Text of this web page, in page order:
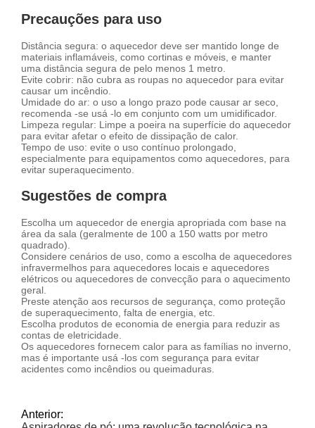
Precauções para uso
Distância segura: o aquecedor deve ser mantido longe de
materiais inflamáveis, como cortinas e móveis, e manter
uma distância segura de pelo menos 1 metro.
Evite cobrir: não cubra as roupas no aquecedor para evitar
causar um incêndio.
Umidade do ar: o uso a longo prazo pode causar ar seco,
recomenda -se usá -lo em conjunto com um umidificador.
Limpeza regular: Limpe a poeira na superfície do aquecedor
para evitar afetar o efeito de dissipação de calor.
Tempo de uso: evite o uso contínuo prolongado,
especialmente para equipamentos como aquecedores, para
evitar superaquecimento.
Sugestões de compra
Escolha um aquecedor de energia apropriada com base na
área da sala (geralmente de 100 a 150 watts por metro
quadrado).
Considere cenários de uso, como a escolha de aquecedores
infravermelhos para aquecedores locais e aquecedores
elétricos ou aquecedores de convecção para o aquecimento
geral.
Preste atenção aos recursos de segurança, como proteção
de superaquecimento, falta de energia, etc.
Escolha produtos de economia de energia para reduzir as
contas de eletricidade.
Os aquecedores fornecem calor para as famílias no inverno,
mas é importante usá -los com segurança para evitar
acidentes como incêndios ou queimaduras.
Anterior: